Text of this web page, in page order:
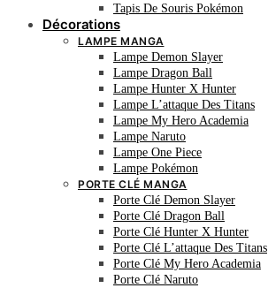
Tapis De Souris Pokémon
Décorations
LAMPE MANGA
Lampe Demon Slayer
Lampe Dragon Ball
Lampe Hunter X Hunter
Lampe L’attaque Des Titans
Lampe My Hero Academia
Lampe Naruto
Lampe One Piece
Lampe Pokémon
PORTE CLÉ MANGA
Porte Clé Demon Slayer
Porte Clé Dragon Ball
Porte Clé Hunter X Hunter
Porte Clé L’attaque Des Titans
Porte Clé My Hero Academia
Porte Clé Naruto